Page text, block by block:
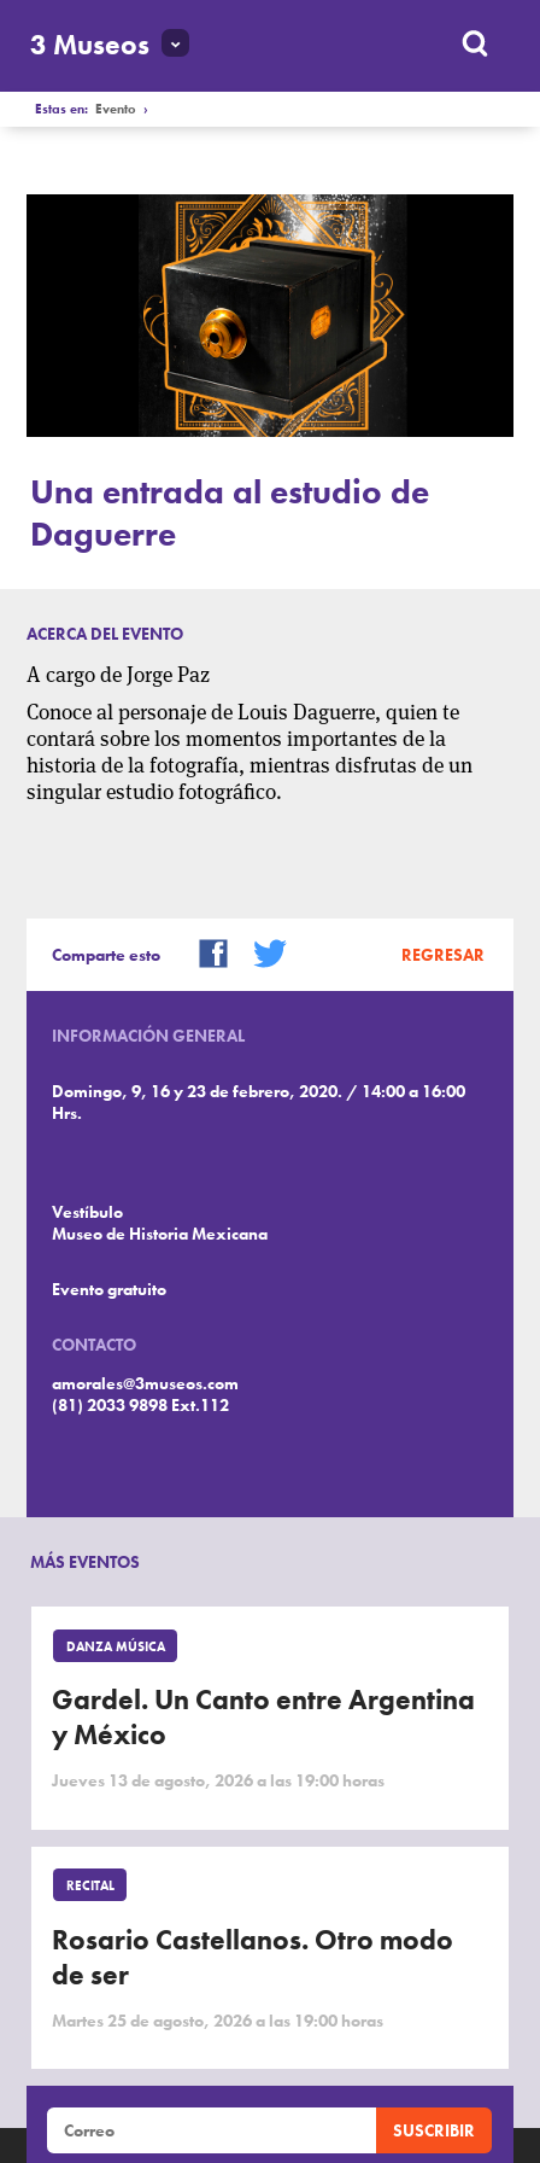
3 Museos
Estas en:Evento ›
Una entrada al estudio de
Daguerre
ACERCA DEL EVENTO
A cargo de Jorge Paz
Conoce al personaje de Louis Daguerre, quien te
contará sobre los momentos importantes de la
historia de la fotografía, mientras disfrutas de un
singular estudio fotográfico.
Comparte esto REGRESAR
INFORMACIÓN GENERAL
Domingo, 9, 16 y 23 de febrero, 2020. / 14:00 a 16:00
Hrs.
Vestíbulo
Museo de Historia Mexicana
Evento gratuito
CONTACTO
amorales@3museos.com
(81) 2033 9898 Ext.112
MÁS EVENTOS
DANZA MÚSICA
Gardel. Un Canto entre Argentina
y México
Jueves 13 de agosto, 2026 a las 19:00 horas
RECITAL
Rosario Castellanos. Otro modo
de ser
Martes 25 de agosto, 2026 a las 19:00 horas